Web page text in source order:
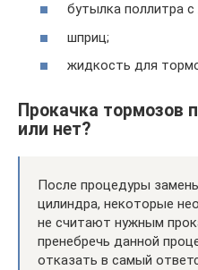
бутылка поллитра
шприц;
жидкость для
Прокачка тормозов
или нет?
После процедуры
цилиндра, некоторые
не считают нужным
пренебречь данной
отказать в самый